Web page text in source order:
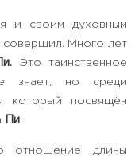
и своим духовным
совершил. Много лет
Пи. Это таинственное
знает, но среди
который посвящён
Пи
длины